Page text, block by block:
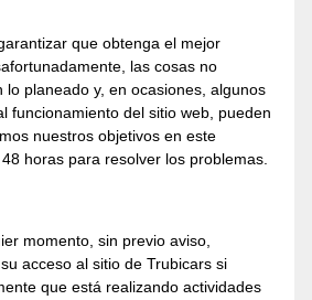
que obtenga el mejor
las cosas no
lo planeado y, en ocasiones, algunos
funcionamiento del sitio web, pueden
nuestros objetivos en este
horas para resolver los problemas.
momento, sin previo aviso,
acceso al sitio de Trubicars si
que está realizando actividades